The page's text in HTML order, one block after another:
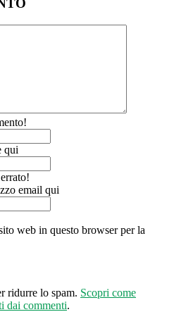
qui
email qui
web in questo browser per la
ridurre lo spam. Scopri come
dai commenti.